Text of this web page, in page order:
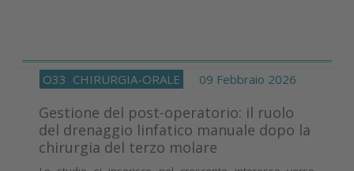
O33 CHIRURGIA-ORALE 09 Febbraio 2026
Gestione del post-operatorio: il ruolo
del drenaggio linfatico manuale dopo la
chirurgia del terzo molare